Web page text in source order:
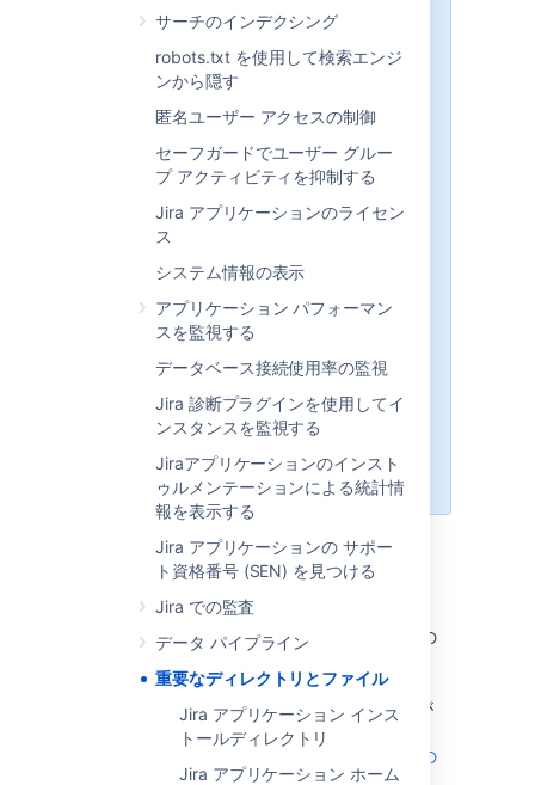
サーチのインデクシング
robots.txt を使用して検索エンジ
ンから隠す
匿名ユーザー アクセスの制御
セーフガードでユーザー グルー
プ アクティビティを抑制する
Jira アプリケーションのライセン
ス
システム情報の表示
アプリケーション パフォーマン
スを監視する
データベース接続使用率の監視
Jira 診断プラグインを使用してイ
ンスタンスを監視する
Jiraアプリケーションのインスト
ゥルメンテーションによる統計情
報を表示する
Jira アプリケーションの サポー
ト資格番号 (SEN) を見つける
Jira での監査
データ パイプライン
重要なディレクトリとファイル
Jira アプリケーション インス
トールディレクトリ
Jira アプリケーション ホーム
て、"Jira インストール ディレクト
リ" の異なるサブディレクトリに保
存されます。本セクションの以降で
<Jira-application-
dir>プレースホルダーのディレク
トリを、次のように置き換えます。
"推奨" ディストリビューション
— "Windows インストーラー"
ンストールされた "Jira インスト
ール ディレクトリ" の
atlassian-jiraサブディレク
トリ、およびアーカイブ ファイ
ル (.zip および .tar.gz) による関
連インストール。
Linux のデフォルトのインストレ
ーション ディレクトリは次の通
りです。
/opt/atlassian/jira/
<jira-application-dir>/atlassian-
jira/WEB-INF/classes/jira-
application.properties
このファイルは、Jira に対して
Jira アプリケーションのホーム ディレクトリ
の
このファイルで定義されている Jira ホーム
ディレクトリはオーバーライドされる可能性が
ある可能性にご注意ください。詳しくは 「
Jira アプリケーションのホーム ディレクトリの